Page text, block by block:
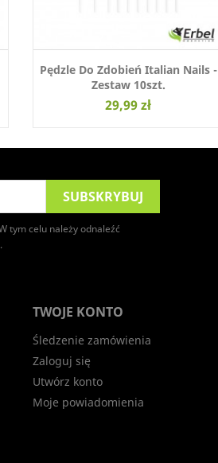
Pędzle Do Zdobień Italian Nails -
Zestaw 10szt.
29,99 zł
tym celu należy odnaleźć
TWOJE KONTO
Śledzenie zamówienia
Zaloguj się
Utwórz konto
Moje powiadomienia